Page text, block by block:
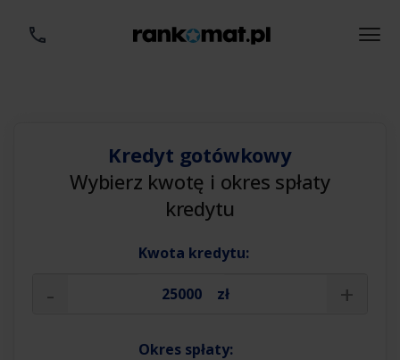
Kredyt gotówkowy
Wybierz kwotę i okres spłaty
kredytu
Kwota kredytu:
- zł +
Okres spłaty: